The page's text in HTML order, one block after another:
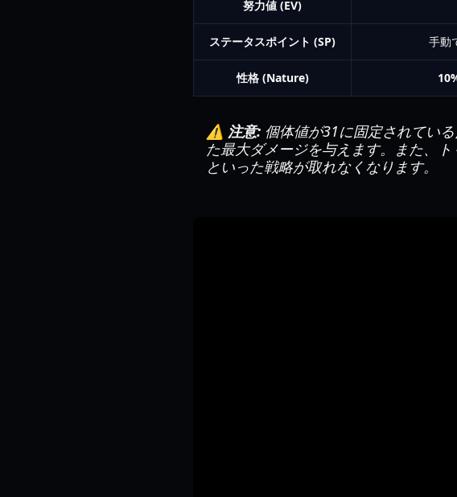
努力値 (EV)
ステータスポイント (SP) 手動
性格 (Nature)
⚠️ 注意: 個体値が31に固定されてい
た最大ダメージを与えます。また、
といった戦略が取れなくなります。